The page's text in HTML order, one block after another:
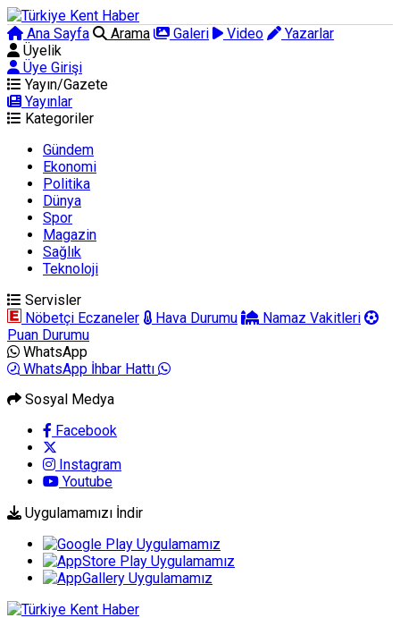
Ana Sayfa Arama Galeri Video
Yazarlar
Üyelik
Üye Girişi
Yayın/Gazete
Yayınlar
Kategoriler
Gündem
Ekonomi
Politika
Dünya
Spor
Magazin
Sağlık
Teknoloji
Servisler
Nöbetçi Eczaneler
Hava Durumu
Namaz Vakitleri
Puan Durumu
WhatsApp
WhatsApp İhbar Hattı
Sosyal Medya
Facebook
Instagram
Youtube
Uygulamamızı İndir